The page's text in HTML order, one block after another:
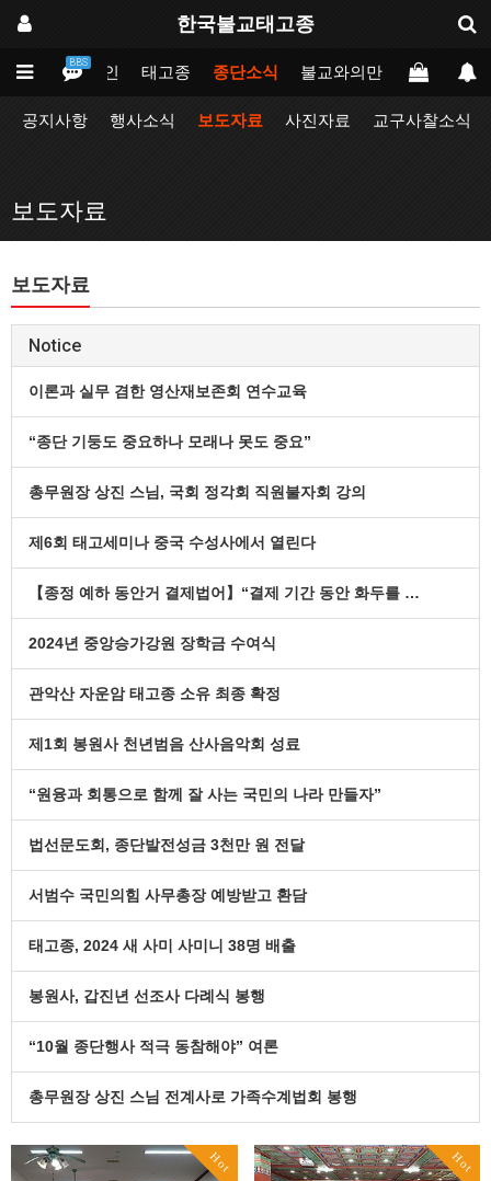
한국불교태고종
BBS
메인 태고종 종단소식 불교와의만남 업무포털
공지사항 행사소식 보도자료 사진자료 교구사찰소식
보도자료
보도자료
Notice
이론과 실무 겸한 영산재보존회 연수교육
“종단 기둥도 중요하나 모래나 못도 중요”
총무원장 상진 스님, 국회 정각회 직원불자회 강의
제6회 태고세미나 중국 수성사에서 열린다
【종정 예하 동안거 결제법어】“결제 기간 동안 화두를 …
2024년 중앙승가강원 장학금 수여식
관악산 자운암 태고종 소유 최종 확정
제1회 봉원사 천년범음 산사음악회 성료
“원융과 회통으로 함께 잘 사는 국민의 나라 만들자”
법선문도회, 종단발전성금 3천만 원 전달
서범수 국민의힘 사무총장 예방받고 환담
태고종, 2024 새 사미 사미니 38명 배출
봉원사, 갑진년 선조사 다례식 봉행
“10월 종단행사 적극 동참해야” 여론
총무원장 상진 스님 전계사로 가족수계법회 봉행
Hot Hot